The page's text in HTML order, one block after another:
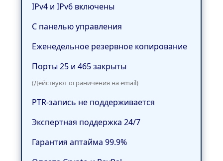
IPv4 и IPv6 включены
С панелью управления
Еженедельное резервное копирование
Порты 25 и 465 закрыты
(Действуют ограничения на email)
PTR-запись не поддерживается
Экспертная поддержка 24/7
Гарантия аптайма 99.9%